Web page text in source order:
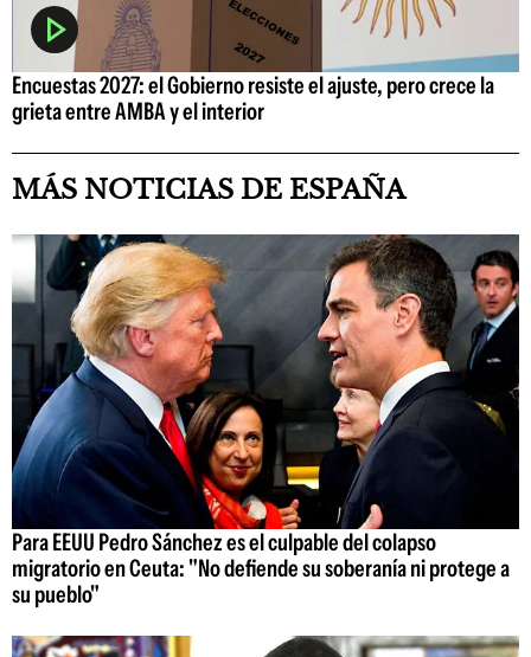
Encuestas 2027: el Gobierno resiste el ajuste, pero crece la
grieta entre AMBA y el interior
MÁS NOTICIAS DE ESPAÑA
Para EEUU Pedro Sánchez es el culpable del colapso
migratorio en Ceuta: "No defiende su soberanía ni protege a
su pueblo"